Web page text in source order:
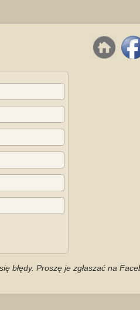
błędy. Proszę je zgłaszać na